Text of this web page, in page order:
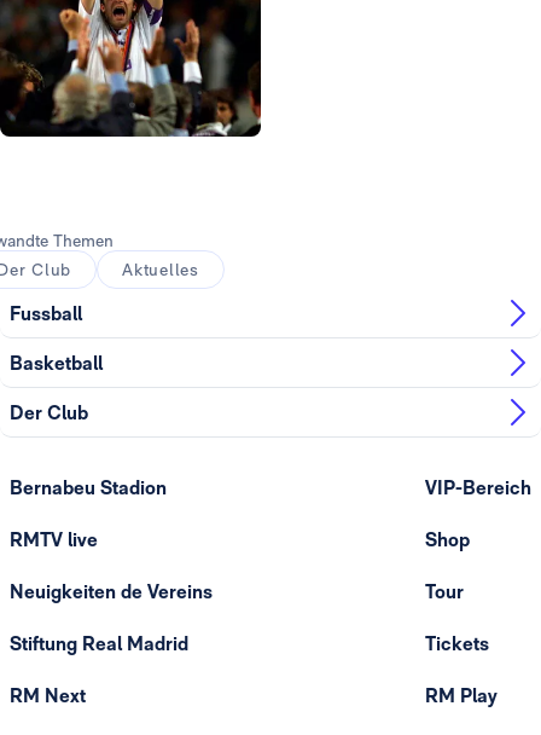
Themen
Club
Aktuelles
Fussball
Basketball
Der Club
Bernabeu Stadion
RMTV live
Neuigkeiten de Vereins
Stiftung Real Madrid
RM Next
VIP-Bereich
Shop
Tour
Tickets
RM Play